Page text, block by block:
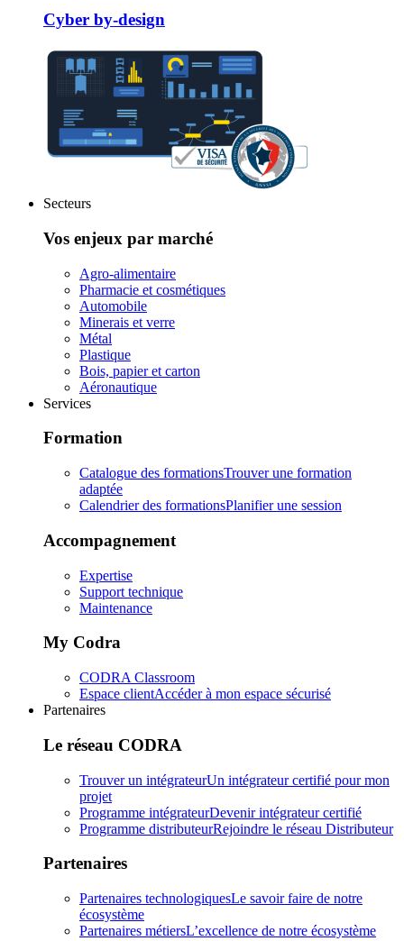
Cyber by-design
Secteurs
Vos enjeux par marché
Agro-alimentaire
Pharmacie et cosmétiques
Automobile
Minerais et verre
Métal
Plastique
Bois, papier et carton
Aéronautique
Services
Formation
Catalogue des formationsTrouver une formation
adaptée
Calendrier des formationsPlanifier une session
Accompagnement
Expertise
Support technique
Maintenance
My Codra
CODRA Classroom
Espace clientAccéder à mon espace sécurisé
Partenaires
Le réseau CODRA
Trouver un intégrateurUn intégrateur certifié pour mon
projet
Programme intégrateurDevenir intégrateur certifié
Programme distributeurRejoindre le réseau Distributeur
Partenaires
Partenaires technologiquesLe savoir faire de notre
écosystème
Partenaires métiersL’excellence de notre écosystème